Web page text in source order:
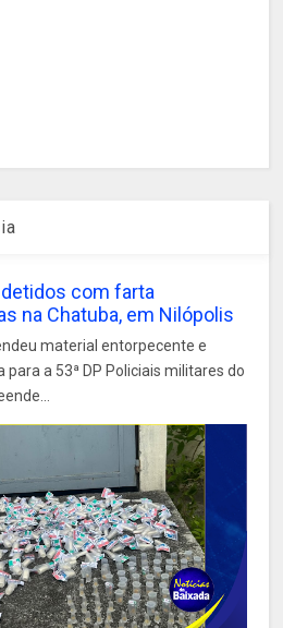
com farta
na Chatuba, em Nilópolis
material entorpecente e
a 53ª DP Policiais militares do